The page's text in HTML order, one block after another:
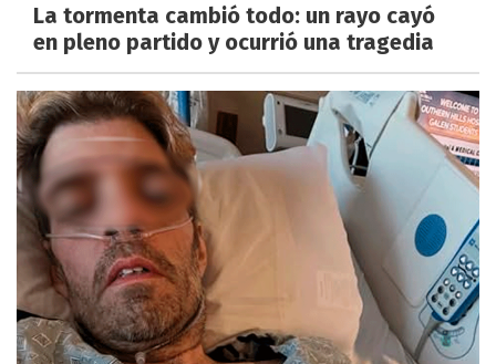
La tormenta cambió todo: un rayo cayó
en pleno partido y ocurrió una tragedia